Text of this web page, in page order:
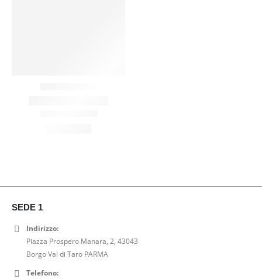
SEDE 1
Indirizzo:
Piazza Prospero Manara, 2, 43043
Borgo Val di Taro PARMA
Telefono: